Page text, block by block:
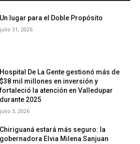
Un lugar para el Doble Propósito
julio 31, 2026
Hospital De La Gente gestionó más de
$38 mil millones en inversión y
fortaleció la atención en Valledupar
durante 2025
julio 3, 2026
Chiriguaná estará más seguro: la
gobernadora Elvia Milena Sanjuan